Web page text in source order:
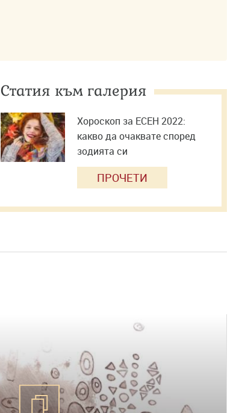
Статия към галерия
Хороскоп за ЕСЕН 2022:
какво да очаквате според
зодията си
ПРОЧЕТИ